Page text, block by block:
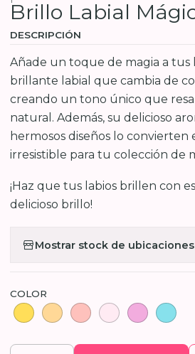
Brillo Labial
DESCRIPCIÓN
Añade un toque de magia a tus
brillante labial que cambia de
creando un tono único que
natural. Además, su delicioso
hermosos diseños lo
irresistible para tu colección de
¡Haz que tus labios brillen con
delicioso brillo!
Mostrar stock de ubicaciones
COLOR